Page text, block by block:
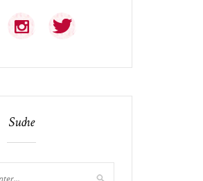
Suche